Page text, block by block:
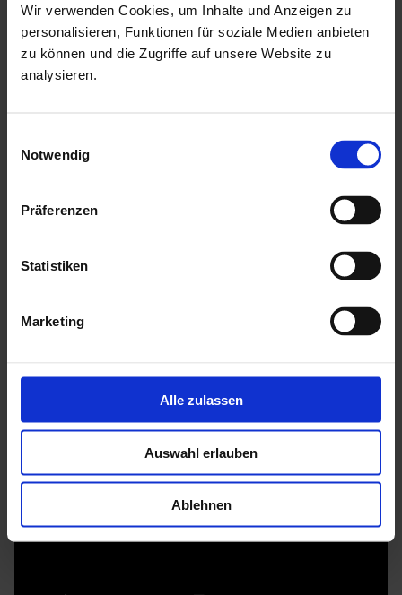
Wir verwenden Cookies, um Inhalte und Anzeigen zu
personalisieren, Funktionen für soziale Medien anbieten
zu können und die Zugriffe auf unsere Website zu
analysieren.
Notwendig
Präferenzen
Statistiken
Marketing
Alle zulassen
Auswahl erlauben
Ablehnen
Bank Material: Espe
Sitzplätze: 3
Türart: Holztür mit Isolierglas, wärmegedämmt